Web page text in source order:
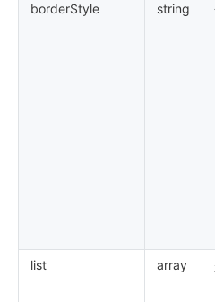
borderStyle
string
list
array